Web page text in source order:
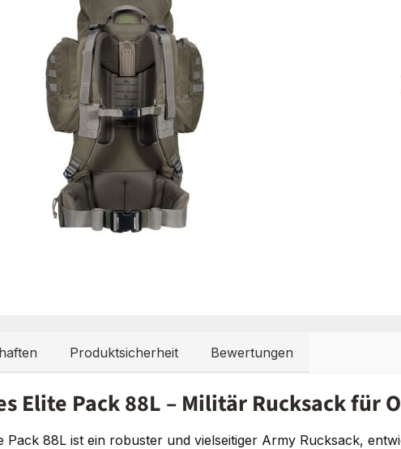
Produktsicherheit Bewertungen
Elite Pack 88L – Militär Rucksack für
Pack 88L ist ein robuster und vielseitiger Army Rucksack,